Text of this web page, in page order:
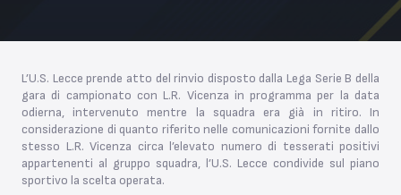
L’U.S. Lecce prende atto del rinvio disposto dalla Lega Serie B della
gara di campionato con L.R. Vicenza in programma per la data
odierna, intervenuto mentre la squadra era già in ritiro. In
considerazione di quanto riferito nelle comunicazioni fornite dallo
stesso L.R. Vicenza circa l’elevato numero di tesserati positivi
appartenenti al gruppo squadra, l’U.S. Lecce condivide sul piano
sportivo la scelta operata.